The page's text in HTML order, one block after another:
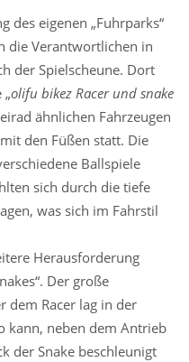
des eigenen „Fuhrparks“
die Verantwortlichen in
der Spielscheune. Dort
„olifu bikez Racer und snake
ähnlichen Fahrzeugen
den Füßen statt. Die
Ballspiele
sich durch die tiefe
was sich im Fahrstil
Herausforderung
Der große
dem Racer lag in der
kann, neben dem Antrieb
der Snake beschleunigt